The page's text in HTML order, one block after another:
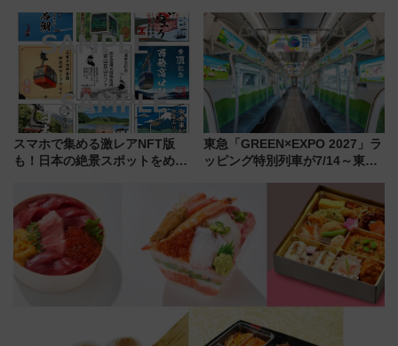
中旬発売
会の日程・アクセス・観覧席ま
とめ（石川県）
スマホで集める激レアNFT版
も！日本の絶景スポットをめぐ
ん)」企画がスタート
東急「GREEN×EXPO 2027」ラ
ッピング特別列車が7/14～東
ー！ 注目の編成やデザインまと
め